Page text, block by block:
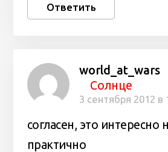
Ответить
world_at_wars
Солнце
3 сентября 2012 в
согласен, это интересно
практично